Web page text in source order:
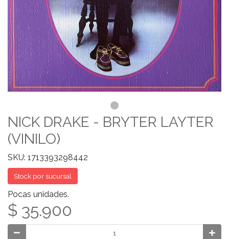
NICK DRAKE - BRYTER LAYTER
(VINILO)
SKU: 1713393298442
Stock por sucursal
Pocas unidades.
$ 35.900